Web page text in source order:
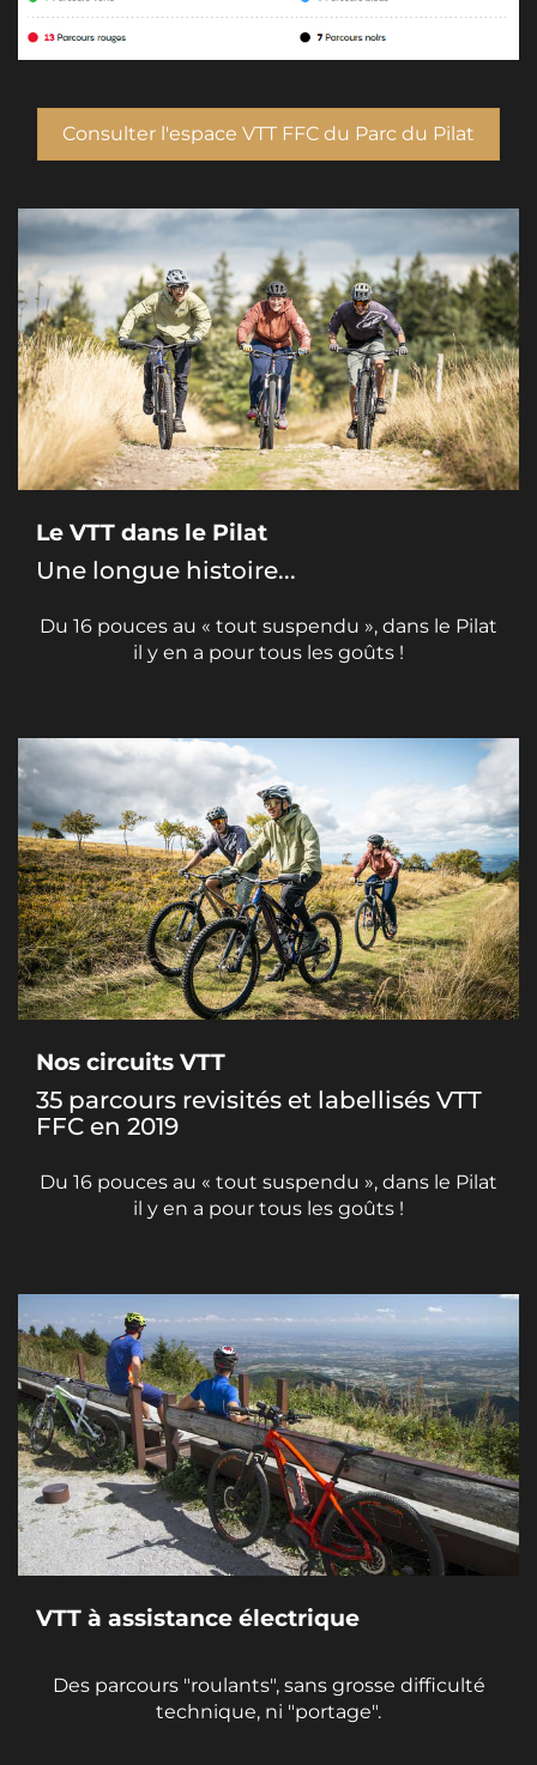
Consulter l'espace VTT FFC du Parc du Pilat
Le VTT dans le Pilat
Une longue histoire...
Du 16 pouces au « tout suspendu », dans le Pilat
il y en a pour tous les goûts !
Nos circuits VTT
35 parcours revisités et labellisés VTT
FFC en 2019
Du 16 pouces au « tout suspendu », dans le Pilat
il y en a pour tous les goûts !
VTT à assistance électrique
Des parcours "roulants", sans grosse difficulté
technique, ni "portage".